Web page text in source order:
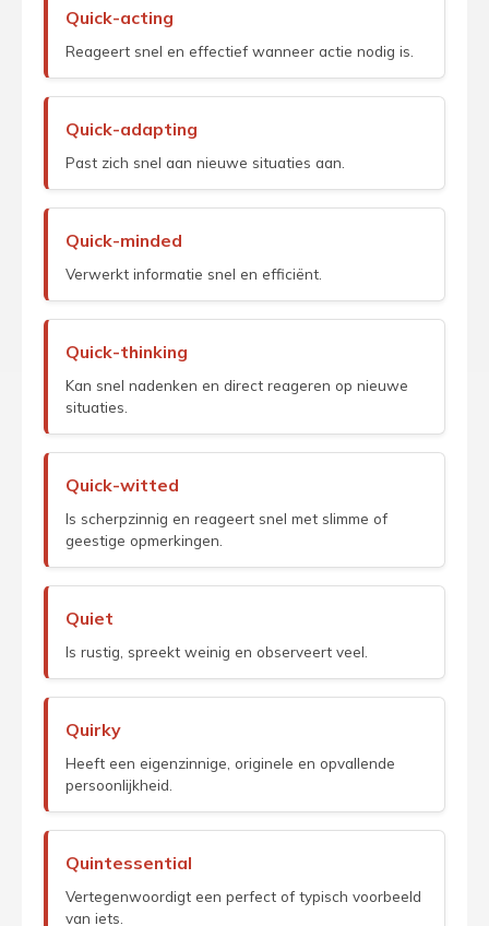
Quick-acting
Reageert snel en effectief wanneer actie nodig is.
Quick-adapting
Past zich snel aan nieuwe situaties aan.
Quick-minded
Verwerkt informatie snel en efficiënt.
Quick-thinking
Kan snel nadenken en direct reageren op nieuwe
situaties.
Quick-witted
Is scherpzinnig en reageert snel met slimme of
geestige opmerkingen.
Quiet
Is rustig, spreekt weinig en observeert veel.
Quirky
Heeft een eigenzinnige, originele en opvallende
persoonlijkheid.
Quintessential
Vertegenwoordigt een perfect of typisch voorbeeld
van iets.